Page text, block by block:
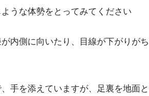
うな体勢をとってみてください
内側に向いたり、目線が下がりが
手を添えていますが、足裏を地面